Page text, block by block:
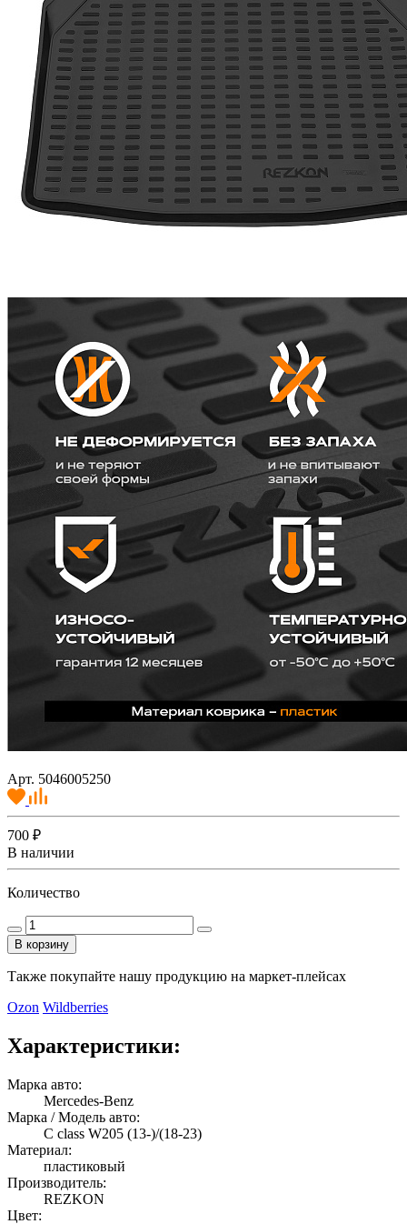
Арт. 5046005250
700 ₽
В наличии
Количество
В корзину
Также покупайте нашу продукцию на маркет-плейсах
Ozon Wildberries
Характеристики:
Марка авто:
Mercedes-Benz
Марка / Модель авто:
C class W205 (13-)/(18-23)
Материал:
пластиковый
Производитель:
REZKON
Цвет: